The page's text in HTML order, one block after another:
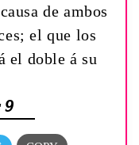
de ambos
el que los
el doble á su